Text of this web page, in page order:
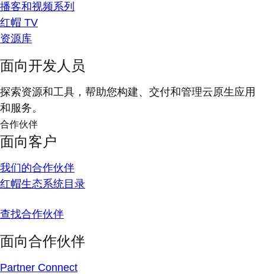
播客和视频系列
红帽 TV
资源库
面向开发人员
探索资源和工具，帮助您构建、交付和管理云原生应用
和服务。
合作伙伴
面向客户
我们的合作伙伴
红帽生态系统目录
查找合作伙伴
面向合作伙伴
Partner Connect